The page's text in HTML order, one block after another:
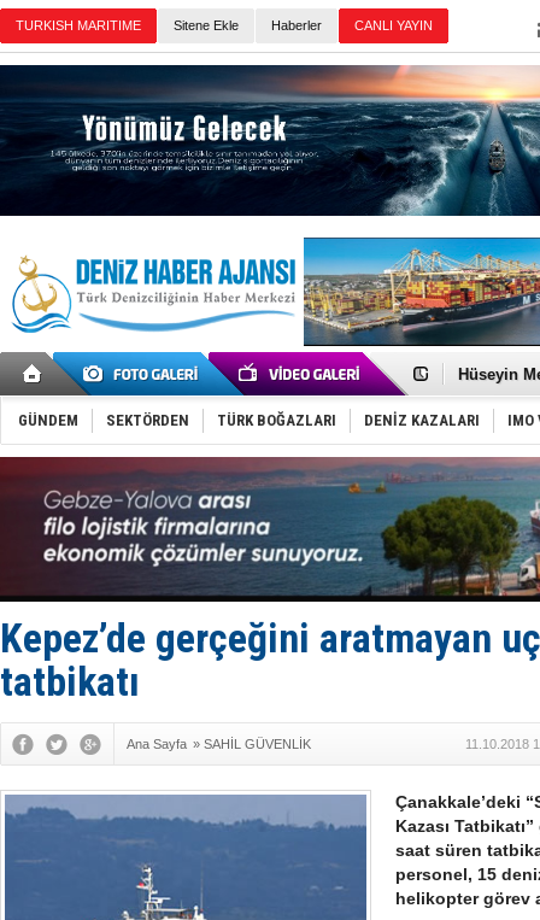
TURKISH MARITIME Sitene Ekle Haberler CANLI YAYIN
Hüseyin
Hat-San
Med
Tekne, su
Dışişleri
Depo ve
Kruvaziyer
SES
Denizlerin
GÜNDEM SEKTÖRDEN TÜRK BOĞAZLARI DENİZ KAZALARI IMO
Kepez’de gerçeğini aratmayan
tatbikatı
Ana Sayfa » SAHİL GÜVENLİK 11.10.2018
Çanakkale’deki
Kazası
saat süren
personel, 15
helikopter görev